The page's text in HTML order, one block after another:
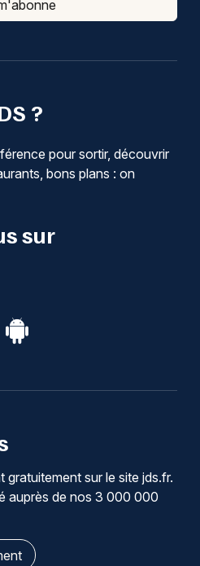
?
pour sortir, découvrir
bons plans : on
sur
sur le site jds.fr.
auprès de nos 3 000 000